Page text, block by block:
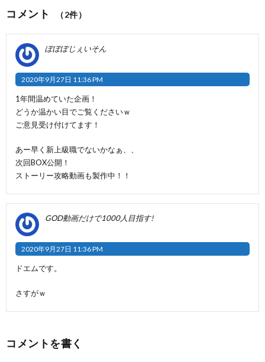
コメント （2件）
ぽぽぽじぇいそん
2020年9月27日 11:36 PM
1年間温めていた企画！
どうか温かい目でご覧くださいｗ
ご意見受け付けてます！
あー早く新上級職でないかなぁ、、
次回BOX公開！
ストーリー攻略動画も製作中！！
GOD動画だけで1000人目指す!
2020年9月27日 11:36 PM
ドエムです。
さすがｗ
コメントを書く